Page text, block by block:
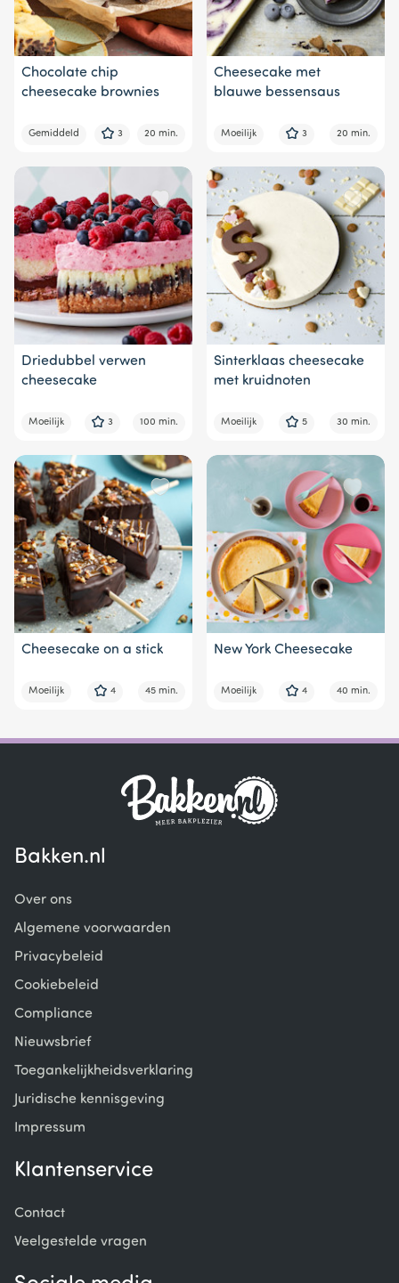
Chocolate chip
cheesecake brownies
Gemiddeld 3 20 min.
Cheesecake met
blauwe bessensaus
Moeilijk 3 20 min.
Driedubbel verwen
cheesecake
Moeilijk 3 100 min.
Sinterklaas cheesecake
met kruidnoten
Moeilijk 5 30 min.
Cheesecake on a stick
Moeilijk 4 45 min.
New York Cheesecake
Moeilijk 4 40 min.
Bakken.nl
Over ons
Algemene voorwaarden
Privacybeleid
Cookiebeleid
Compliance
Nieuwsbrief
Toegankelijkheidsverklaring
Juridische kennisgeving
Impressum
Klantenservice
Contact
Veelgestelde vragen